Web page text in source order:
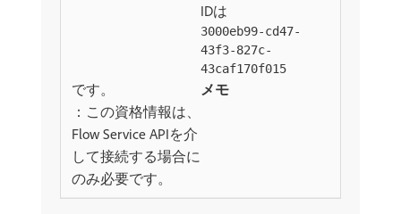
IDは
3000eb99-cd47-
43f3-827c-
43caf170f015
です。
メモ
：この資格情報は、
Flow Service APIを介
して接続する場合に
のみ必要です。